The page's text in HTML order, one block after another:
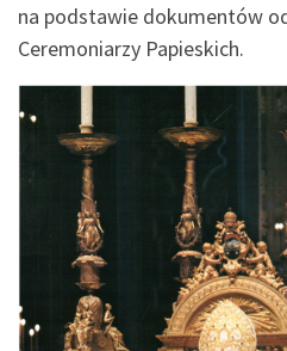
na podstawie dokumentów
Ceremoniarzy Papieskich.